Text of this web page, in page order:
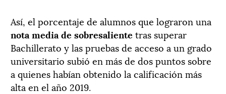
Así, el porcentaje de alumnos que lograron una
nota media de sobresaliente tras superar
Bachillerato y las pruebas de acceso a un grado
universitario subió en más de dos puntos sobre
a quienes habían obtenido la calificación más
alta en el año 2019.